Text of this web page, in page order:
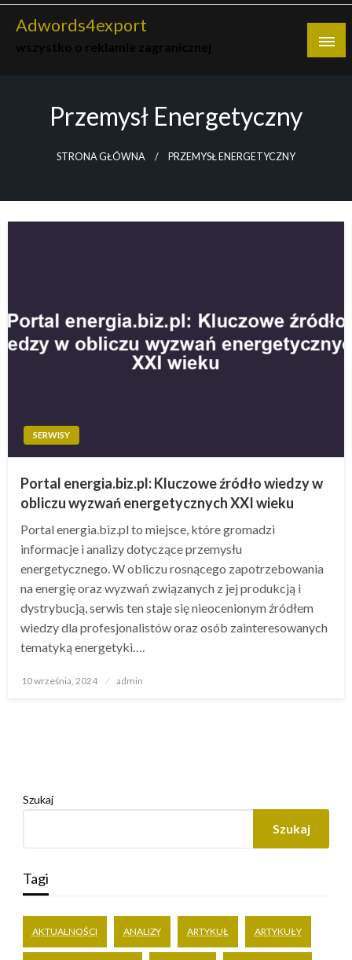
Skip
Adwords4export
Przemysł Energetyczny
STRONA GŁÓWNA PRZEMYSŁ ENERGETYCZNY
SERWISY
Portal energia.biz.pl: Kluczowe źródło wiedzy w
obliczu wyzwań energetycznych XXI wieku
Portal energia.biz.pl to miejsce, które gromadzi
informacje i analizy dotyczące przemysłu
energetycznego. W obliczu rosnącego zapotrzebowania
na energię oraz wyzwań związanych z jej produkcją i
dystrybucją, serwis ten staje się nieocenionym źródłem
wiedzy dla profesjonalistów oraz osób zainteresowanych
tematyką energetyki….
Opublikowane
10 września, 2024 admin
Szukaj
Szukaj
Tagi
AKTUALNOŚCI ANALIZY ARTYKUŁ ARTYKUŁY